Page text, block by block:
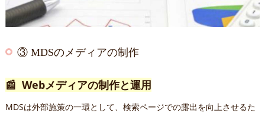
③ MDSのメディアの制作
📰 Webメディアの制作と運用
MDSは外部施策の一環として、検索ページでの露出を向上させるた